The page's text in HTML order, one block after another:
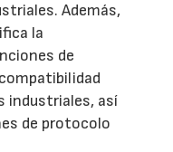
Además,
la
de
industriales, así
de protocolo